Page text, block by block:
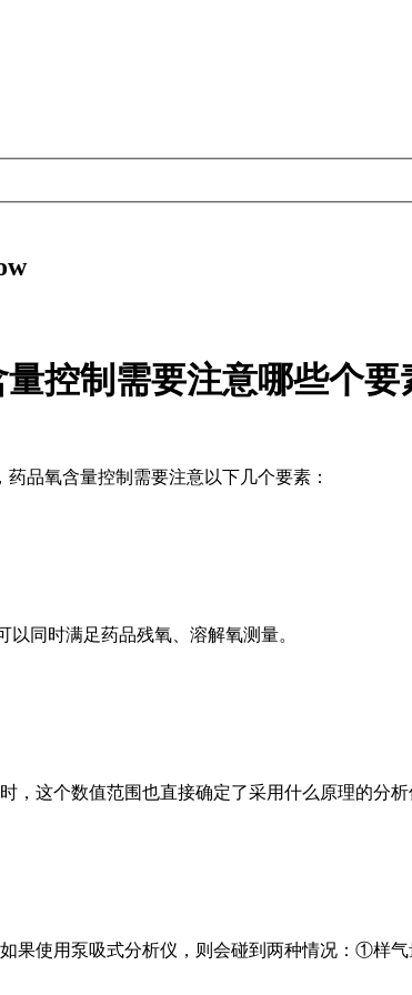
控制需要注意哪些个要
氧含量控制需要注意以下几个要素：
同时满足药品残氧、溶解氧测量。
这个数值范围也直接确定了采用什么原理的分析
使用泵吸式分析仪，则会碰到两种情况：①样